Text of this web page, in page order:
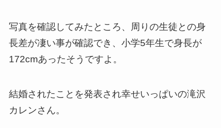
写真を確認してみたところ、周りの生徒との身
長差が凄い事が確認でき、小学5年生で身長が
172cmあったそうですよ。
結婚されたことを発表され幸せいっぱいの滝沢
カレンさん。